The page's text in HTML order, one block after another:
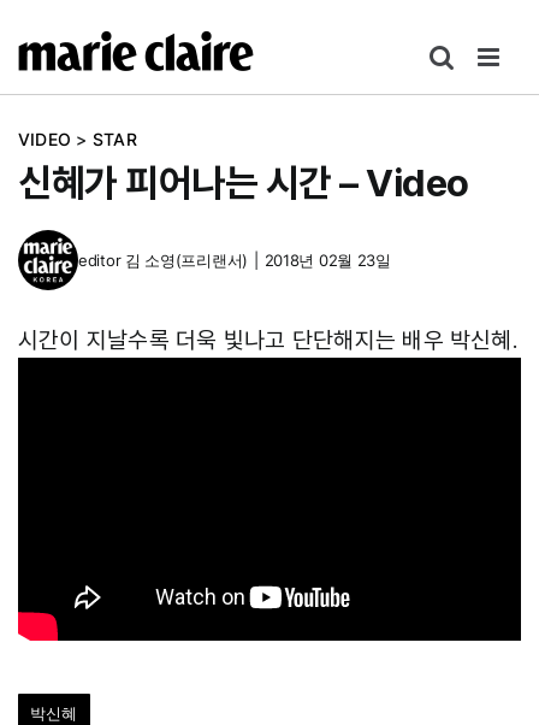
텐
VIDEO > STAR
신혜가 피어나는 시간 – Video
editor 김 소영(프리랜서) 2018년 02월 23일
시간이 지날수록 더욱 빛나고 단단해지는 배우 박신혜.
박신혜